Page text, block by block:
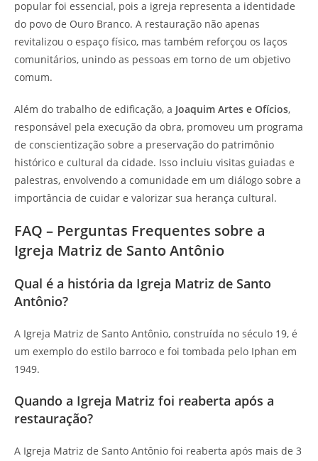
popular foi essencial, pois a igreja representa a identidade
do povo de Ouro Branco. A restauração não apenas
revitalizou o espaço físico, mas também reforçou os laços
comunitários, unindo as pessoas em torno de um objetivo
comum.
Além do trabalho de edificação, a Joaquim Artes e Ofícios,
responsável pela execução da obra, promoveu um programa
de conscientização sobre a preservação do patrimônio
histórico e cultural da cidade. Isso incluiu visitas guiadas e
palestras, envolvendo a comunidade em um diálogo sobre a
importância de cuidar e valorizar sua herança cultural.
FAQ – Perguntas Frequentes sobre a
Igreja Matriz de Santo Antônio
Qual é a história da Igreja Matriz de Santo
Antônio?
A Igreja Matriz de Santo Antônio, construída no século 19, é
um exemplo do estilo barroco e foi tombada pelo Iphan em
1949.
Quando a Igreja Matriz foi reaberta após a
restauração?
A Igreja Matriz de Santo Antônio foi reaberta após mais de 3